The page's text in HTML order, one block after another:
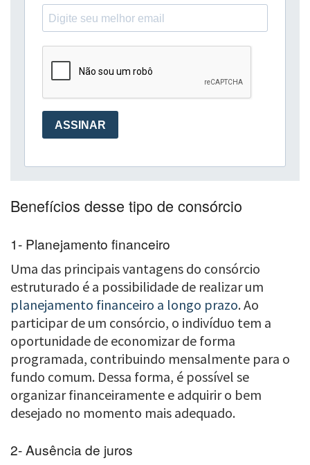
Benefícios desse tipo de consórcio
1- Planejamento financeiro
Uma das principais vantagens do consórcio
estruturado é a possibilidade de realizar um
planejamento financeiro a longo prazo. Ao
participar de um consórcio, o indivíduo tem a
oportunidade de economizar de forma
programada, contribuindo mensalmente para o
fundo comum. Dessa forma, é possível se
organizar financeiramente e adquirir o bem
desejado no momento mais adequado.
2- Ausência de juros